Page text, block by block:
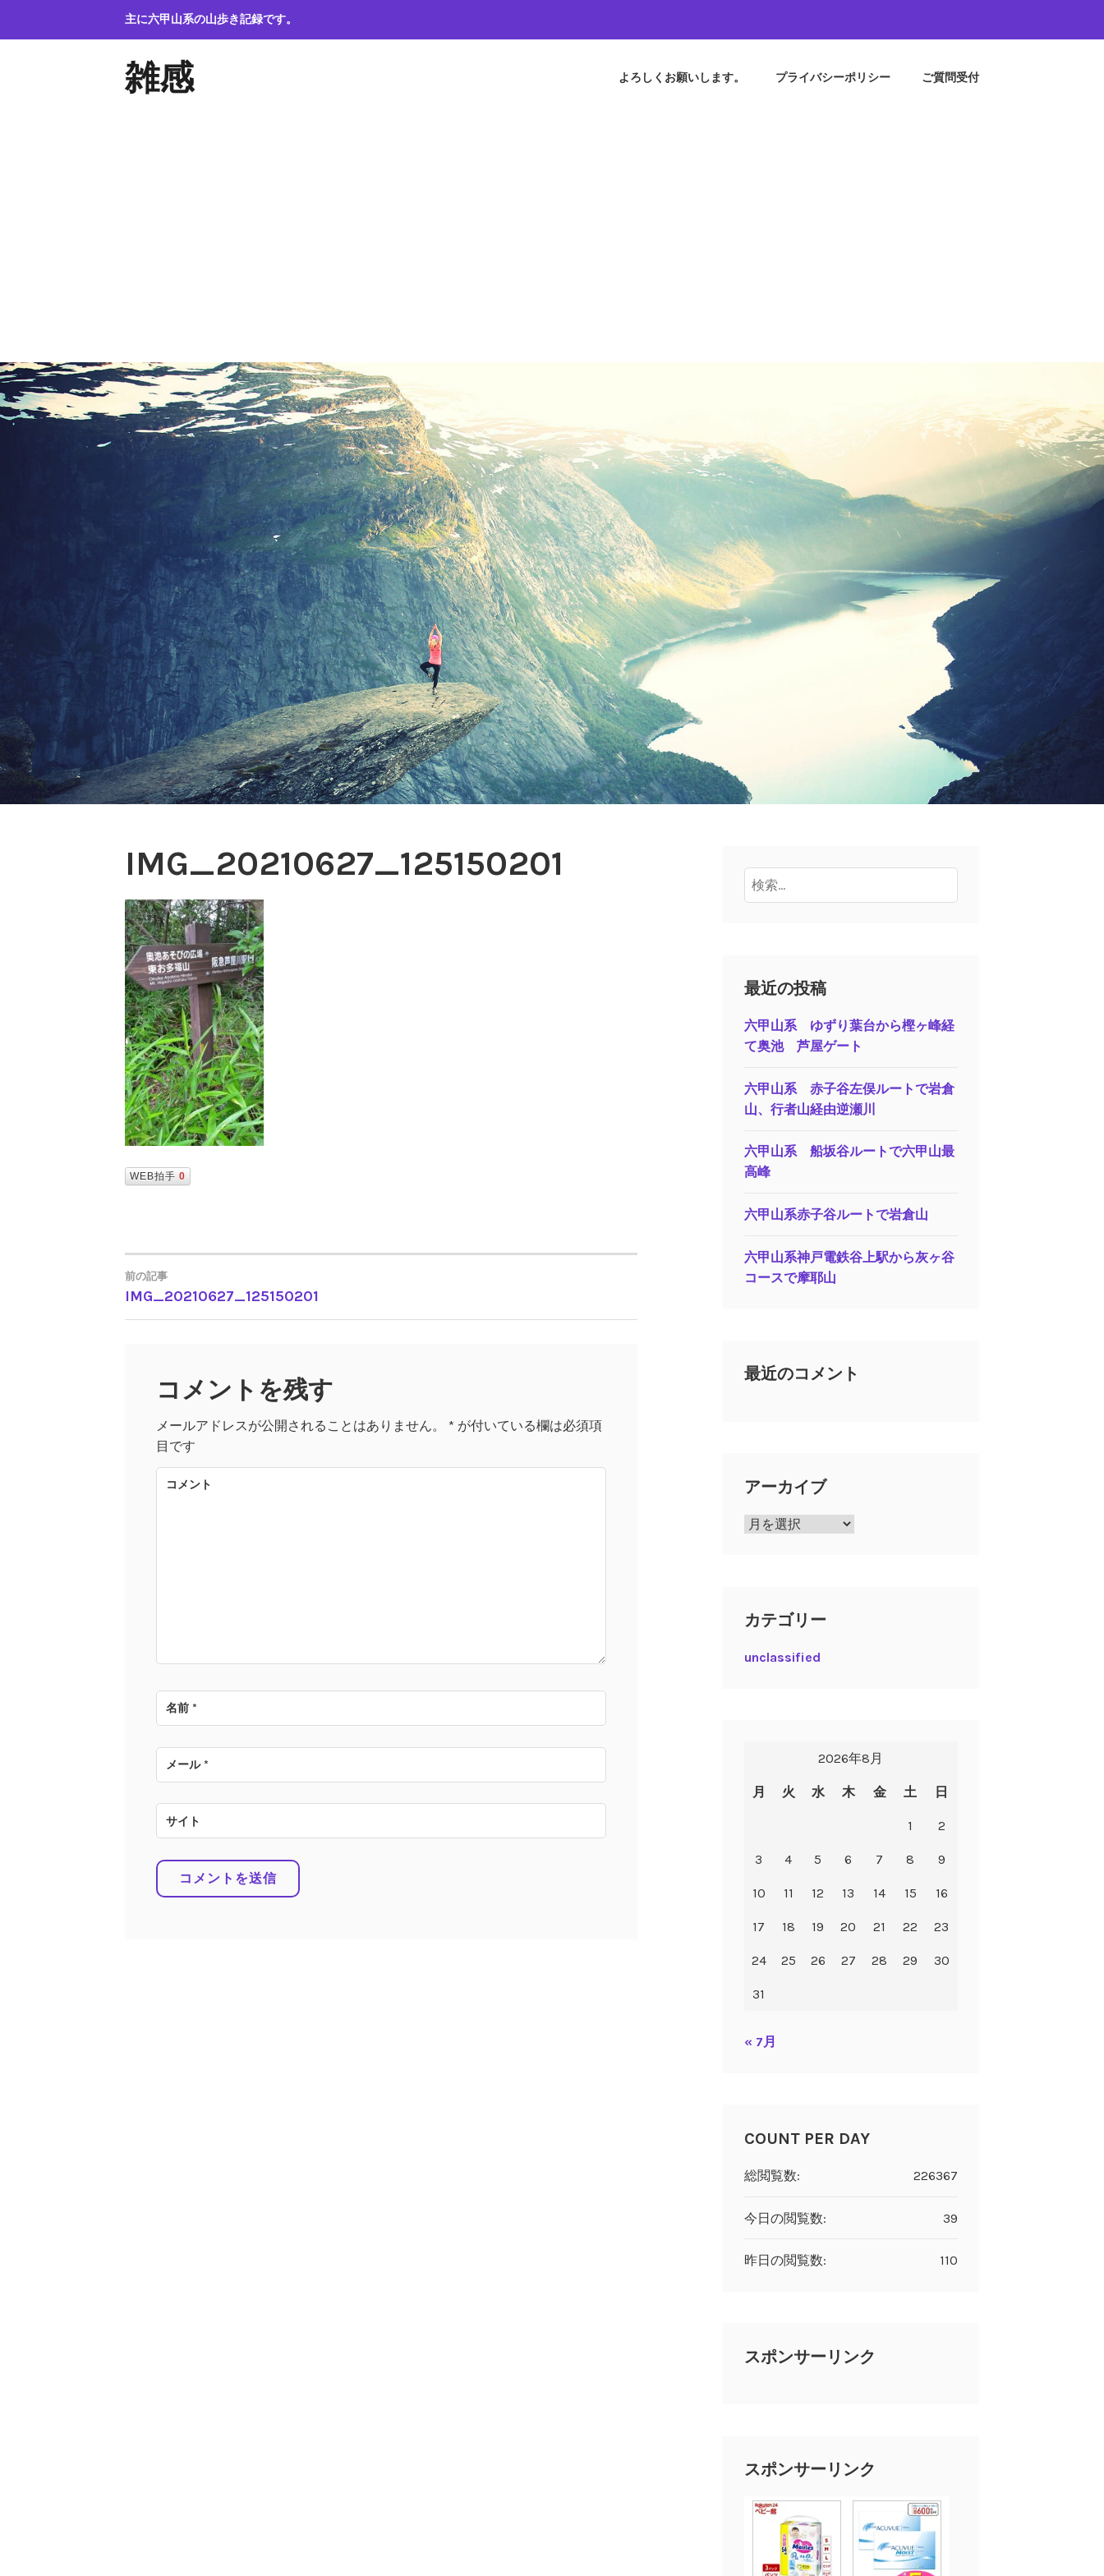
主に六甲山系の山歩き記録です。
雑感 よろしくお願いします。 プライバシーポリシー ご質問受付
IMG_20210627_125150201
WEB拍手 0
投
前の記事
IMG_20210627_125150201
コメントを残す
メールアドレスが公開されることはありません。 * が付いている欄は必須項
目です
コメント
名前 *
メール*
サイト
検
索:
最近の投稿
六甲山系 ゆずり葉台から樫ヶ峰経
て奥池 芦屋ゲート
六甲山系 赤子谷左俣ルートで岩倉
山、行者山経由逆瀬川
六甲山系 船坂谷ルートで六甲山最
高峰
六甲山系赤子谷ルートで岩倉山
六甲山系神戸電鉄谷上駅から灰ヶ谷
コースで摩耶山
最近のコメント
アーカイブ
ア
カテゴリー
unclassified
2026年8月
月 火 水 木 金 土 日
1 2
3 4 5 6 7 8 9
10 11 12 13 14 15 16
17 18 19 20 21 22 23
24 25 26 27 28 29 30
31
« 7月
COUNT PER DAY
226367
総閲覧数:
39
今日の閲覧数:
110
昨日の閲覧数:
スポンサーリンク
スポンサーリンク